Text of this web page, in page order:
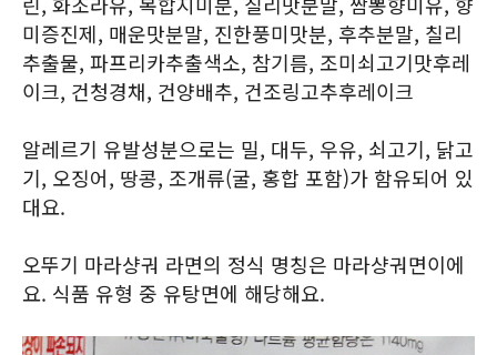
미증진제, 매운맛분말, 진한풍미맛분, 후추분말, 칠리
추출물, 파프리카추출색소, 참기름, 조미쇠고기맛후레
이크, 건청경채, 건양배추, 건조링고추후레이크
알레르기 유발성분으로는 밀, 대두, 우유, 쇠고기, 닭고
기, 오징어, 땅콩, 조개류(굴, 홍합 포함)가 함유되어 있
대요.
오뚜기 마라샹궈 라면의 정식 명칭은 마라샹궈면이에
요. 식품 유형 중 유탕면에 해당해요.